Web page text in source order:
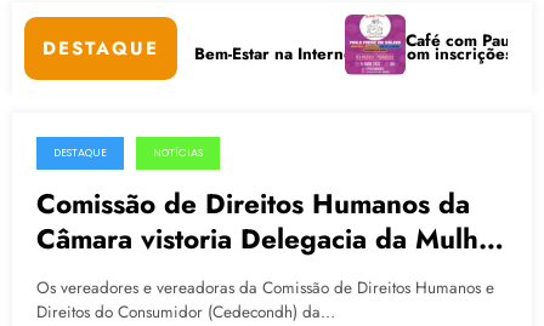
DESTAQUE
Digitais e Bem-Estar na Internet está com inscrições abertas
Café com Paulo
08.04.2015
DESTAQUE NOTÍCIAS
Comissão de Direitos Humanos da
Câmara vistoria Delegacia da Mulher
e DML
Os vereadores e vereadoras da Comissão de Direitos Humanos e
Direitos do Consumidor (Cedecondh) da…